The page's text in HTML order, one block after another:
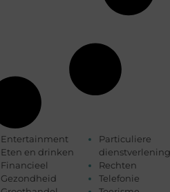
Entertainment
Eten en drinken
Financieel
Gezondheid
Particuliere
dienstverlening
Rechten
Telefonie